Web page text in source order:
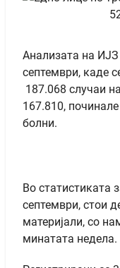
Анализата на
септември, каде
187.068 случаи
167.810,
болни.
Во статистиката
септември, стои
материјали, со
минатата недела.